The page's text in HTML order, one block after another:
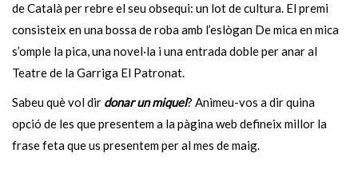
de Català per rebre el seu obsequi: un lot de cultura. El premi
consisteix en una bossa de roba amb l’eslògan De mica en mica
s’omple la pica, una novel·la i una entrada doble per anar al
Teatre de la Garriga El Patronat.
Sabeu què vol dir donar un miquel? Animeu-vos a dir quina
opció de les que presentem a la pàgina web defineix millor la
frase feta que us presentem per al mes de maig.